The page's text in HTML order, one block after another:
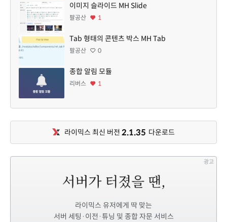
이미지 슬라이드 MH Slide
팔공산 1
Tab 형태의 콘텐츠 박스 MH Tab
팔공산 0
종합 알림 모듈
리버스 1
라이믹스 최신 버전 2.1.35 다운로드
광고
라이믹스 유저에게 딱 맞는
서버 세팅·이전·튜닝 및 종합 자문 서비스